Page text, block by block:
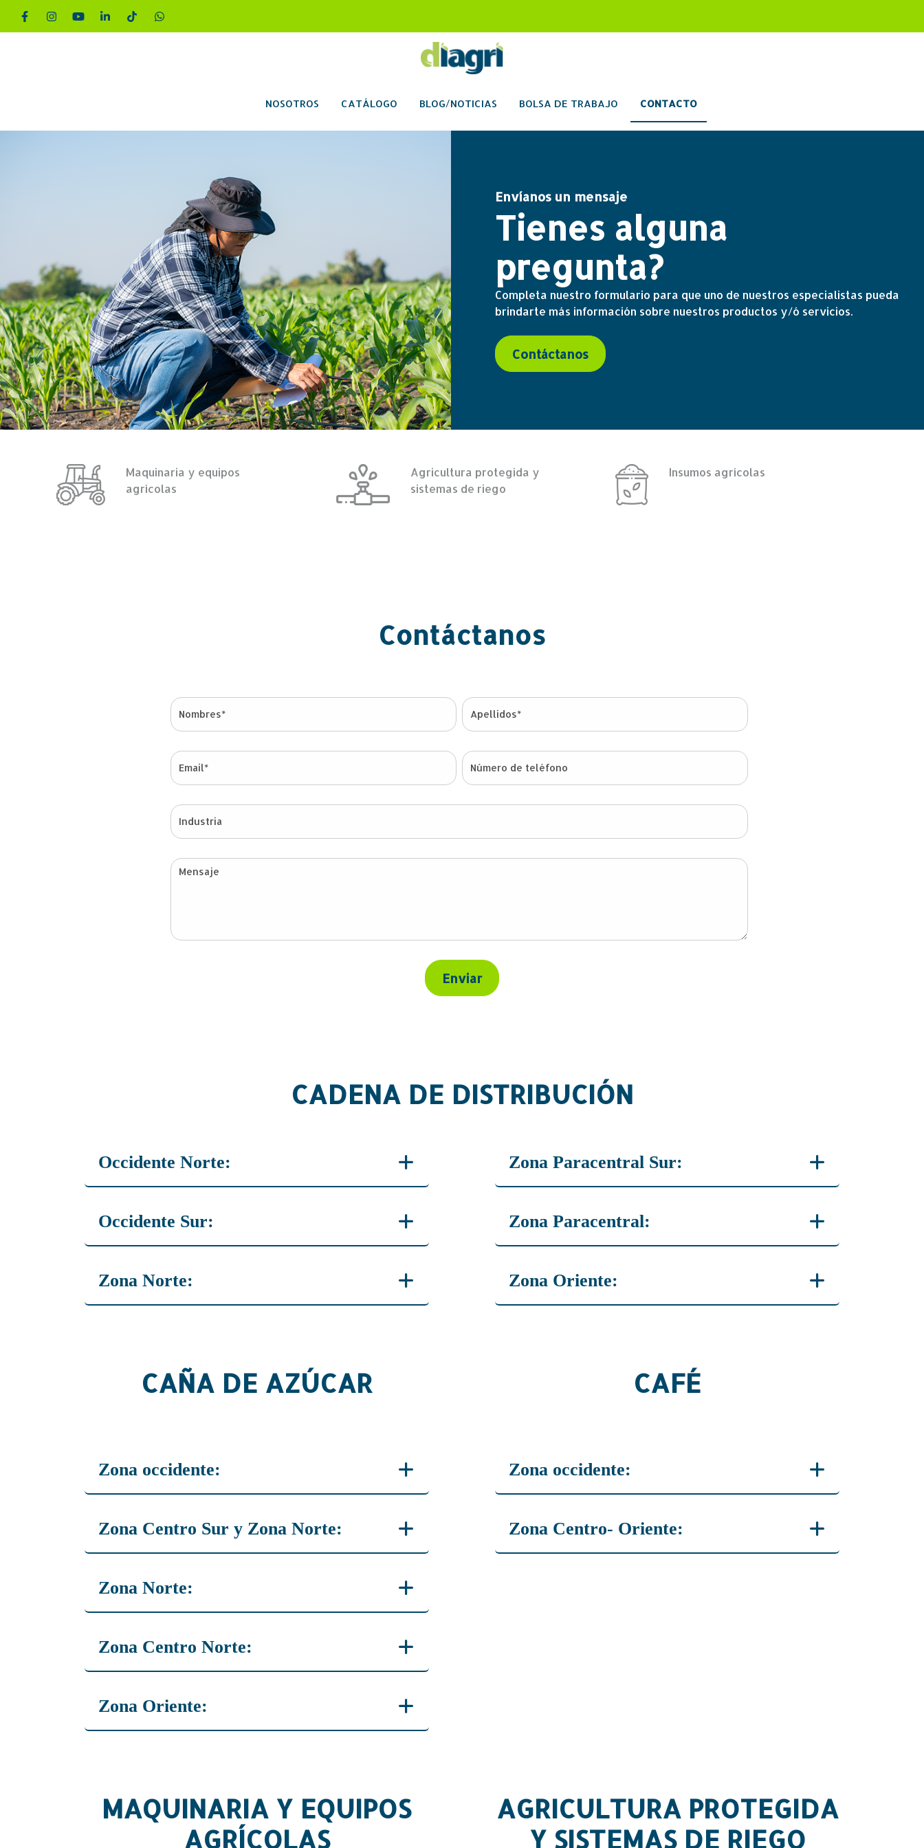
NOSOTROS CATÁLOGO BLOG/NOTICIAS BOLSA DE TRABAJO CONTACTO
Envíanos un mensaje
Tienes alguna
pregunta?
Completa nuestro formulario para que uno de nuestros especialistas pueda
brindarte más información sobre nuestros productos y/ó servicios.
Contáctanos
Maquinaria y equipos
agrícolas
Agricultura protegida y
sistemas de riego
Insumos agrícolas
Contáctanos
CADENA DE DISTRIBUCIÓN
Occidente Norte:
Occidente Sur:
Zona Norte:
Zona Paracentral Sur:
Zona Paracentral:
Zona Oriente:
CAÑA DE AZÚCAR
Zona occidente:
Zona Centro Sur y Zona Norte:
Zona Norte:
Zona Centro Norte:
Zona Oriente:
CAFÉ
Zona occidente:
Zona Centro- Oriente:
MAQUINARIA Y EQUIPOS
AGRÍCOLAS
AGRICULTURA PROTEGIDA
Y SISTEMAS DE RIEGO